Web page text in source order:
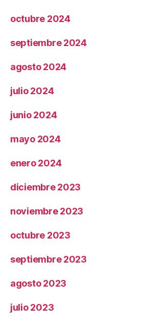
octubre 2024
septiembre 2024
agosto 2024
julio 2024
junio 2024
mayo 2024
enero 2024
diciembre 2023
noviembre 2023
octubre 2023
septiembre 2023
agosto 2023
julio 2023